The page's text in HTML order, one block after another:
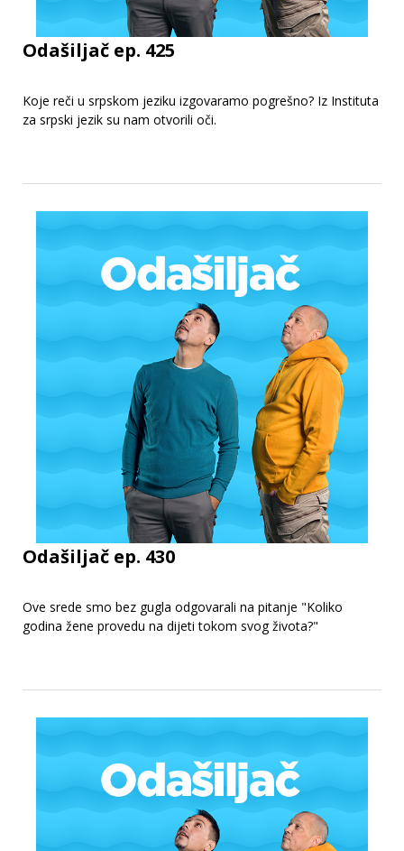
Odašiljač ep. 425
Koje reči u srpskom jeziku izgovaramo pogrešno? Iz Instituta
za srpski jezik su nam otvorili oči.
Odašiljač ep. 430
Ove srede smo bez gugla odgovarali na pitanje "Koliko
godina žene provedu na dijeti tokom svog života?"